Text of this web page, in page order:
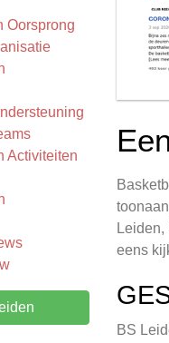
Oorsprong
Activiteiten
eens
BS